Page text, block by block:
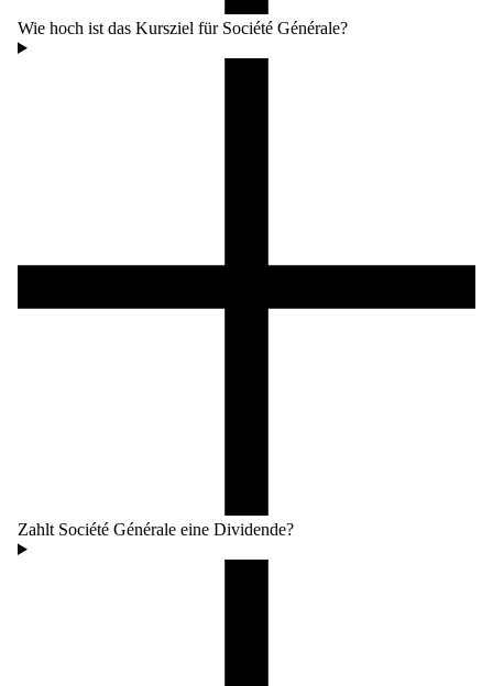
Wie hoch ist das Kursziel für Société Générale?
Zahlt Société Générale eine Dividende?